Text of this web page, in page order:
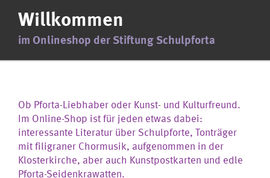
Willkommen
im Onlineshop der Stiftung Schulpforta
Ob Pforta-Liebhaber oder Kunst- und Kulturfreund.
Im Online-Shop ist für jeden etwas dabei:
interessante Literatur über Schulpforte, Tonträger
mit filigraner Chormusik, aufgenommen in der
Klosterkirche, aber auch Kunstpostkarten und edle
Pforta-Seidenkrawatten.